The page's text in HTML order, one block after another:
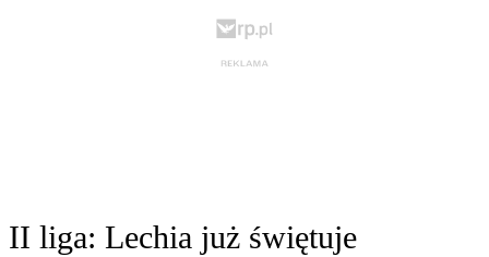
II liga: Lechia już świętuje